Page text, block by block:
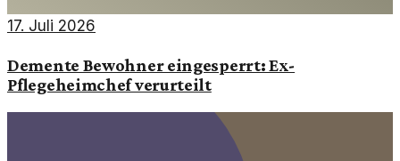
17. Juli 2026
Demente Bewohner eingesperrt: Ex-
Pflegeheimchef verurteilt